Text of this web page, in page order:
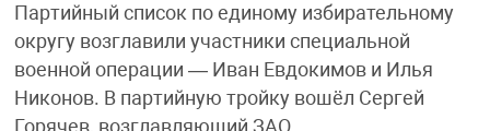
Партийный список по единому избирательному
округу возглавили участники специальной
военной операции — Иван Евдокимов и Илья
Никонов. В партийную тройку вошёл Сергей
Горячев, возглавляющий ЗАО